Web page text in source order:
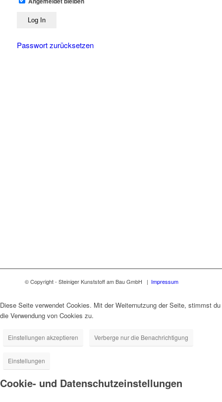
Passwort zurücksetzen
© Copyright - Steiniger Kunststoff am Bau GmbH | Impressum
Diese Seite verwendet Cookies. Mit der Weiternutzung der Seite, stimmst du
die Verwendung von Cookies zu.
Einstellungen akzeptieren Verberge nur die Benachrichtigung
Einstellungen
Cookie- und Datenschutzeinstellungen